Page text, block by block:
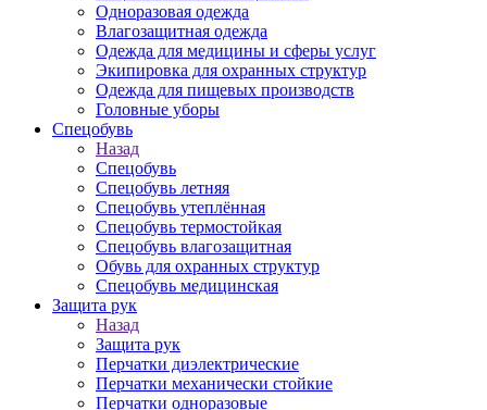
Одноразовая одежда
Влагозащитная одежда
Одежда для медицины и сферы услуг
Экипировка для охранных структур
Одежда для пищевых производств
Головные уборы
Спецобувь
Назад
Спецобувь
Спецобувь летняя
Спецобувь утеплённая
Спецобувь термостойкая
Спецобувь влагозащитная
Обувь для охранных структур
Спецобувь медицинская
Защита рук
Назад
Защита рук
Перчатки диэлектрические
Перчатки механически стойкие
Перчатки одноразовые